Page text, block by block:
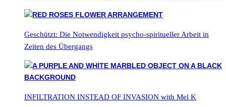
Geschützt: Die Notwendigkeit psycho-spiritueller Arbeit in
Zeiten des Übergangs
INFILTRATION INSTEAD OF INVASION with Mel K